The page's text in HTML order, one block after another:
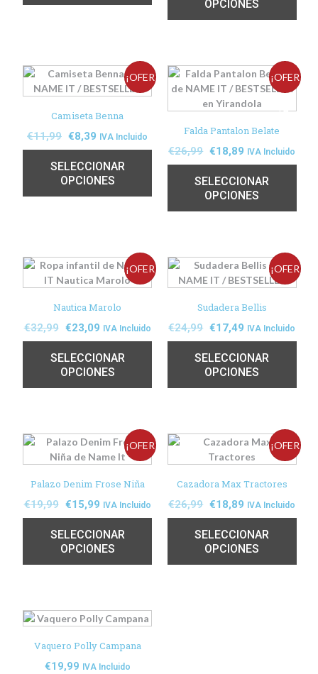
OPCIONES
¡OFER
Camiseta Benna
€11,99 €8,39 IVA Incluido
SELECCIONAR
OPCIONES
¡OFER
TA!
Falda Pantalon Belate
€26,99 €18,89 IVA Incluido
SELECCIONAR
OPCIONES
¡OFER
Nautica Marolo
€32,99 €23,09 IVA Incluido
SELECCIONAR
OPCIONES
¡OFER
Sudadera Bellis
€24,99 €17,49 IVA Incluido
SELECCIONAR
OPCIONES
¡OFER
TA!
Palazo Denim Frose Niña
€19,99 €15,99 IVA Incluido
SELECCIONAR
OPCIONES
¡OFER
Cazadora Max Tractores
€26,99 €18,89 IVA Incluido
SELECCIONAR
OPCIONES
Vaquero Polly Campana
€19,99 IVA Incluido